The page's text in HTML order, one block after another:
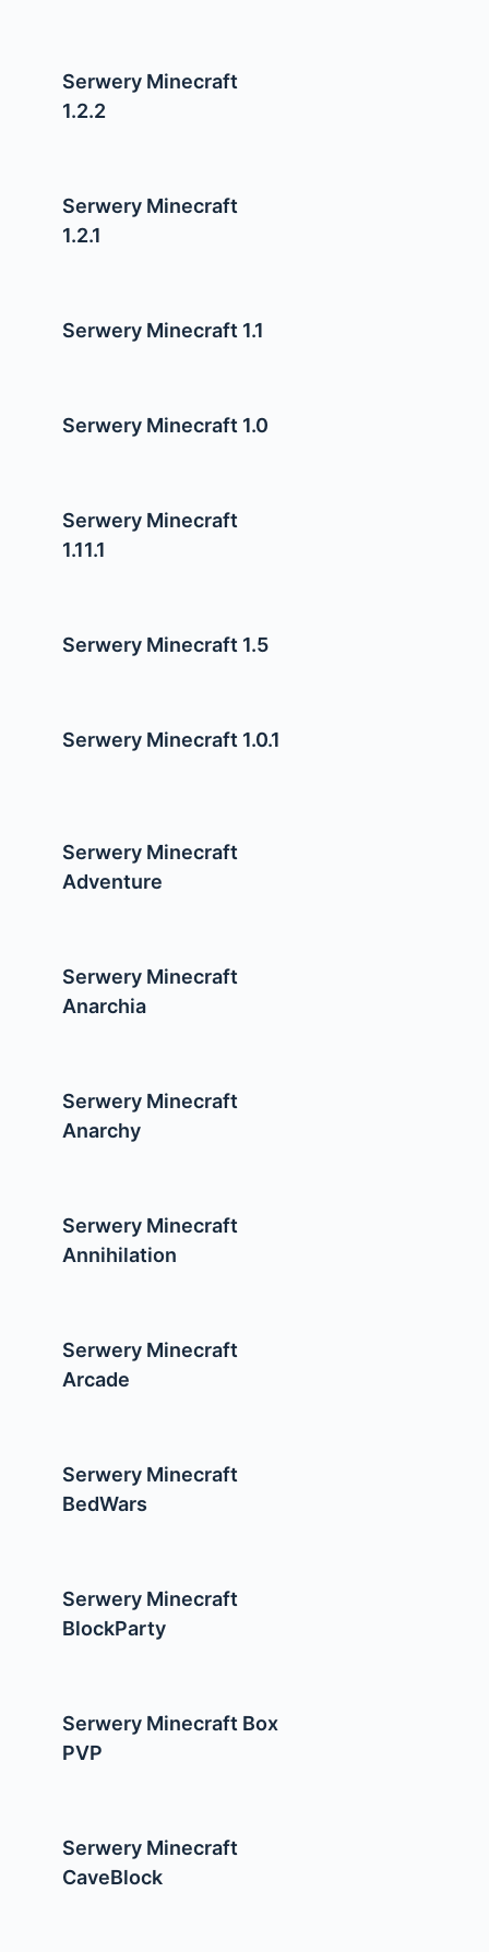
Serwery Minecraft
1.2.2
Serwery Minecraft
1.2.1
Serwery Minecraft 1.1
Serwery Minecraft 1.0
Serwery Minecraft
1.11.1
Serwery Minecraft 1.5
Serwery Minecraft 1.0.1
Serwery Minecraft
Adventure
Serwery Minecraft
Anarchia
Serwery Minecraft
Anarchy
Serwery Minecraft
Annihilation
Serwery Minecraft
Arcade
Serwery Minecraft
BedWars
Serwery Minecraft
BlockParty
Serwery Minecraft Box
PVP
Serwery Minecraft
CaveBlock